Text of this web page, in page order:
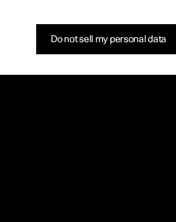
Do not sell my personal data